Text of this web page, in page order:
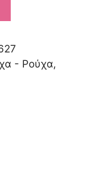
- Ρούχα,